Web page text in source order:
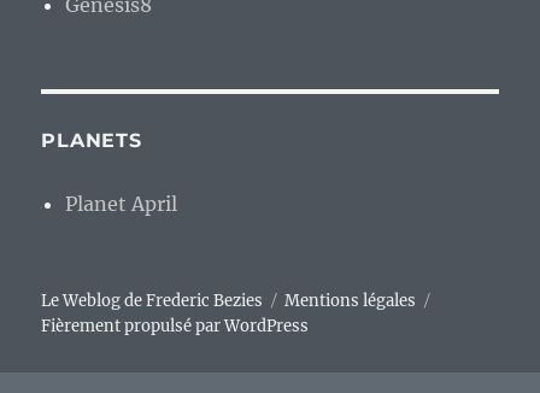
PLANETS
Planet April
Le Weblog de Frederic Bezies
Mentions légales
Fièrement propulsé par WordPress